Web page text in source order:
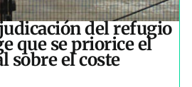
del refugio
que se priorice el
sobre el coste